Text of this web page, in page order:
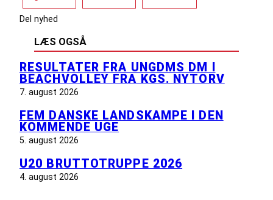
Del nyhed
LÆS OGSÅ
RESULTATER FRA UNGDMS DM I
BEACHVOLLEY FRA KGS. NYTORV
7. august 2026
FEM DANSKE LANDSKAMPE I DEN
KOMMENDE UGE
5. august 2026
U20 BRUTTOTRUPPE 2026
4. august 2026